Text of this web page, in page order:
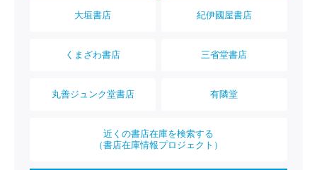
大垣書店 紀伊國屋書店
くまざわ書店 三省堂書店
丸善ジュンク堂書店 有隣堂
近くの書店在庫を検索する
（書店在庫情報プロジェクト）